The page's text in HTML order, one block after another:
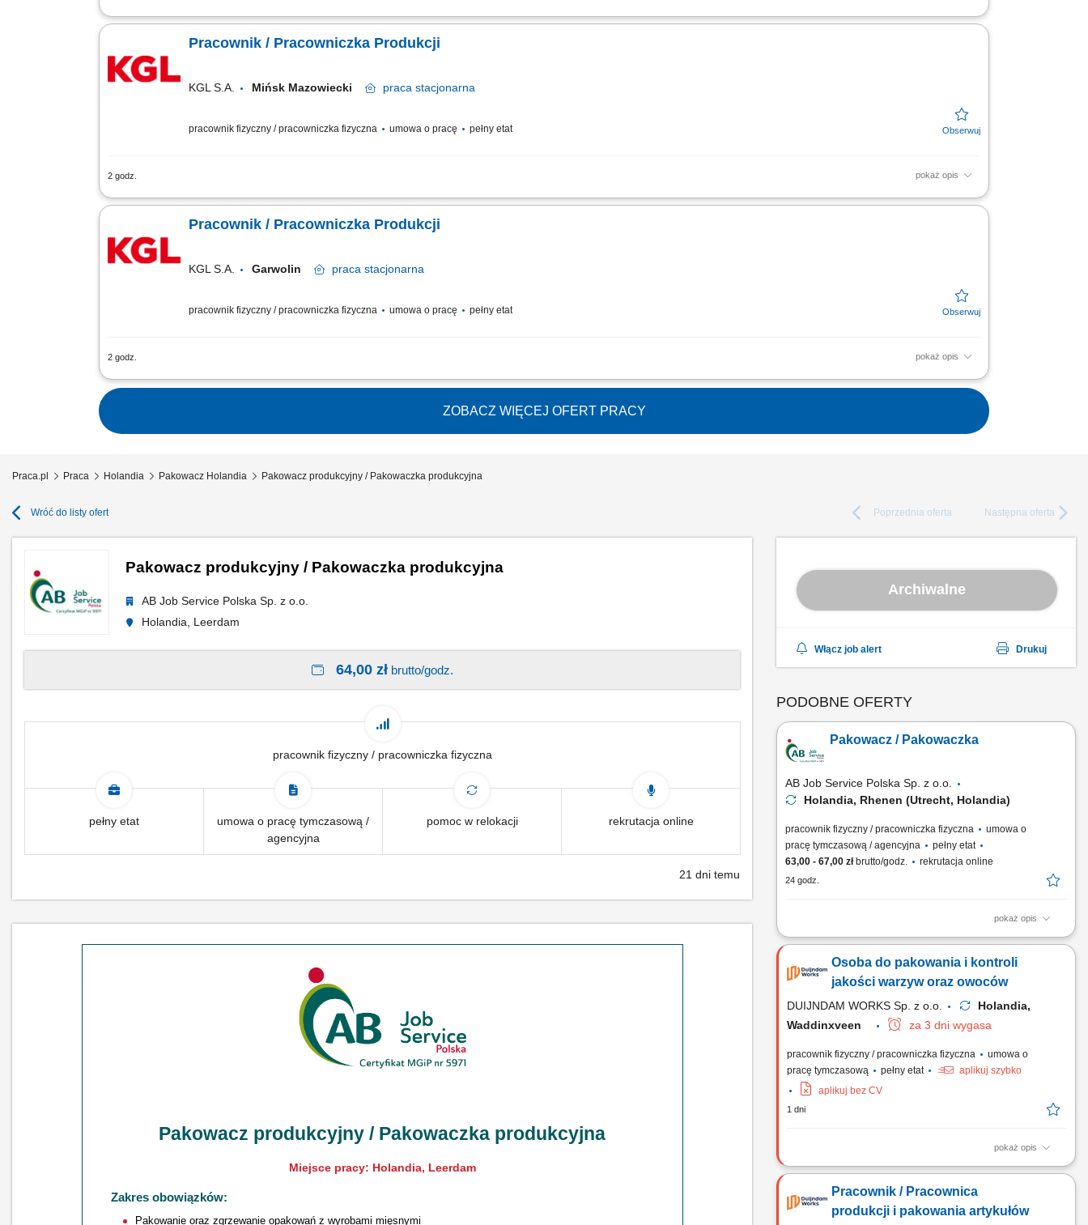
Zakres obowiązków: Zwijanie wrapów i przygotowanie dań kuchni azjatyckiej, indyjskiej i surinamskiej; Pakowanie gotowych potraw oraz przekąsek do pojemników;
Pracownik / Pracowniczka Produkcji
KGL S.A. Mińsk Mazowiecki praca stacjonarna
pracownik fizyczny / pracowniczka fizyczna umowa o pracę pełny etat
2 godz. pokaż opis
Twój podstawowy zakres obowiązków: wsparcie procesu produkcji poprzez wykonywaniu prac okołoprodukcyjnych (m.in. paletowanie, owijanie kartonów, pakowanie
Pracownik / Pracowniczka Produkcji
KGL S.A. Garwolin praca stacjonarna
pracownik fizyczny / pracowniczka fizyczna umowa o pracę pełny etat
2 godz. pokaż opis
Twój podstawowy zakres obowiązków: wsparcie procesu produkcji poprzez wykonywaniu prac okołoprodukcyjnych (m.in. paletowanie, owijanie kartonów, pakowanie
ZOBACZ WIĘCEJ OFERT PRACY
Praca.pl Praca Holandia Pakowacz Holandia Pakowacz produkcyjny / Pakowaczka produkcyjna
Wróć do listy ofert Poprzednia oferta Następna oferta
Pakowacz produkcyjny / Pakowaczka produkcyjna
AB Job Service Polska Sp. z o.o.
Holandia, Leerdam
64,00 złbrutto/godz.
pracownik fizyczny / pracowniczka fizyczna
pełny etat
umowa o pracę tymczasową /
agencyjna
pomoc w relokacji rekrutacja online
21 dni temu
Pakowacz produkcyjny / Pakowaczka produkcyjna
Miejsce pracy: Holandia, Leerdam
Zakres obowiązków:
Pakowanie oraz zgrzewanie opakowań z wyrobami mięsnymi
Archiwalne
Włącz job alert Drukuj
PODOBNE OFERTY
Pakowacz / Pakowaczka
AB Job Service Polska Sp. z o.o.
Holandia, Rhenen (Utrecht, Holandia)
pracownik fizyczny / pracowniczka fizyczna
umowa o
pracę tymczasową / agencyjna
pełny etat
63,00 - 67,00 złbrutto/godz. rekrutacja online
24 godz.
pokaż opis
Zadania: Tworzenie mas powlekających (karmel, miód, zioła)
glazurowanie bakalii; Konfekcjonowanie gotowego towaru w
worki i kartony po 12,5 kg; Warunki pracy: Dynamika zmianowa
Osoba do pakowania i kontroli
jakości warzyw oraz owoców
DUIJNDAM WORKS Sp. z o.o.
Holandia,
Waddinxveen
za 3 dni wygasa
pracownik fizyczny / pracowniczka fizyczna
umowa o
pracę tymczasową
pełny etat
aplikuj szybko
aplikuj bez CV
1 dni
pokaż opis
Zadania Weryfikacja stanu świeżości produktów i odrzucanie
asortymentu roślinnego według wytycznych klienta;
Rozmieszczanie i układanie zbiorczych opakowań oraz
Pracownik / Pracownica
produkcji i pakowania artykułów